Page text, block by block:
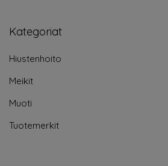
Kategoriat
Hiustenhoito
Meikit
Muoti
Tuotemerkit